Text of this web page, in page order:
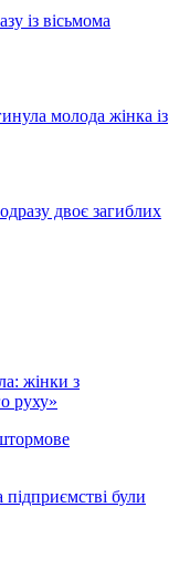
із вісьмома
молода жінка із
двоє загиблих
жінки з
руху»
були